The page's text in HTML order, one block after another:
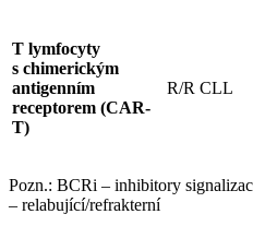
T lymfocyty
s chimerickým
antigenním
receptorem (CAR-
T)
R/R CLL
Pozn.: BCRi –⁠ inhibitory
–⁠ relabující/refrakterní